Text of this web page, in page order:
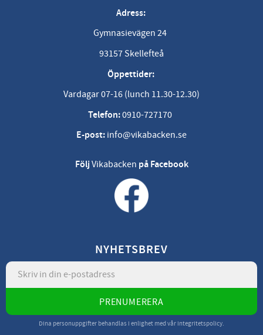
Adress:
Gymnasievägen 24
93157 Skellefteå
Öppettider:
Vardagar 07-16 (lunch 11.30-12.30)
Telefon:0910-727170
E-post: info@vikabacken.se
FöljVikabacken på Facebook
NYHETSBREV
PRENUMERERA
Dina personuppgifter behandlas i enlighet med vår integritetspolicy.